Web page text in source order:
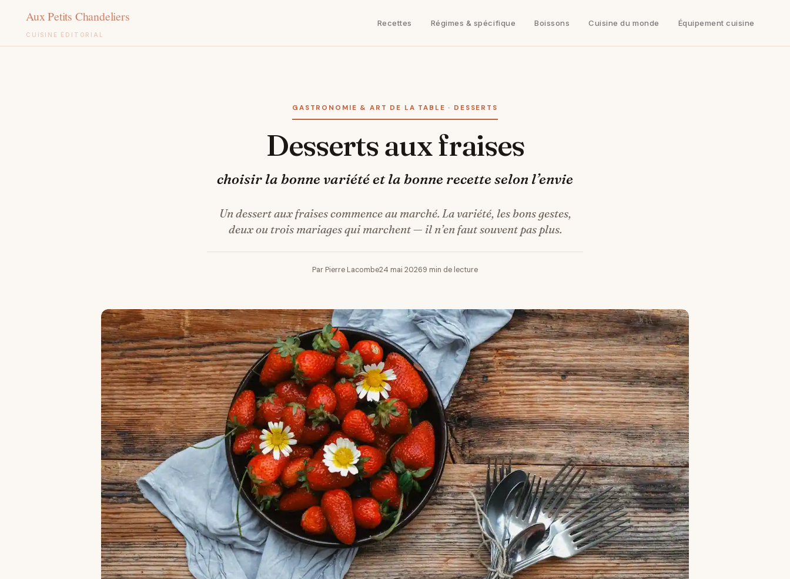
CUISINE ÉDITORIAL
Recettes Régimes & spécifique Boissons Cuisine du monde Équipement cuisine
GASTRONOMIE & ART DE LA TABLE · DESSERTS
Desserts aux fraises
choisir la bonne variété et la bonne recette selon l’envie
Un dessert aux fraises commence au marché. La variété, les bons gestes,
deux ou trois mariages qui marchent — il n’en faut souvent pas plus.
Par Pierre Lacombe24 mai 20269 min de lecture